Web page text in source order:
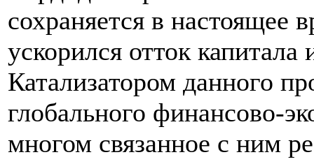
сохраняется в настоящее
ускорился отток капитала
Катализатором данного
глобального финансово-
многом связанное с ним